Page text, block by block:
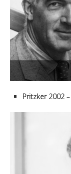
Pritzker 2002 –